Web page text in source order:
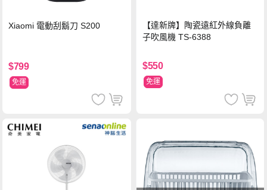
Xiaomi 電動刮鬍刀 S200
$799
免運
【達新牌】陶瓷遠紅外線負離
子吹風機 TS-6388
$550
免運